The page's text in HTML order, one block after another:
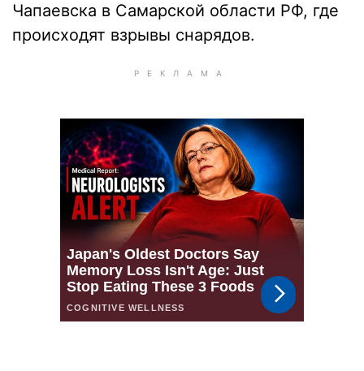
Чапаевска в Самарской области РФ, где
происходят взрывы снарядов.